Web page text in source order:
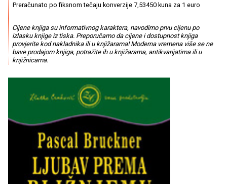
Preračunato po fiksnom tečaju konverzije 7,53450 kuna za 1 euro
Cijene knjiga su informativnog karaktera, navodimo prvu cijenu po
izlasku knjige iz tiska. Preporučamo da cijene i dostupnost knjiga
provjerite kod nakladnika ili u knjižarama! Moderna vremena više se ne
bave prodajom knjiga, potražite ih u knjižarama, antikvarijatima ili u
knjižnicama.